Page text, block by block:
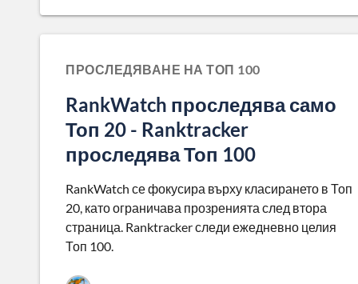
ПРОСЛЕДЯВАНЕ НА ТОП 100
RankWatch проследява само
Топ 20 - Ranktracker
проследява Топ 100
RankWatch се фокусира върху класирането в Топ
20, като ограничава прозренията след втора
страница. Ranktracker следи ежедневно целия
Топ 100.